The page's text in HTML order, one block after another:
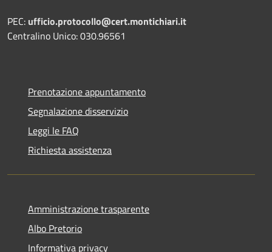
PEC: ufficio.protocollo@cert.montichiari.it
Centralino Unico: 030.96561
Prenotazione appuntamento
Segnalazione disservizio
Leggi le FAQ
Richiesta assistenza
Amministrazione trasparente
Albo Pretorio
Informativa privacy